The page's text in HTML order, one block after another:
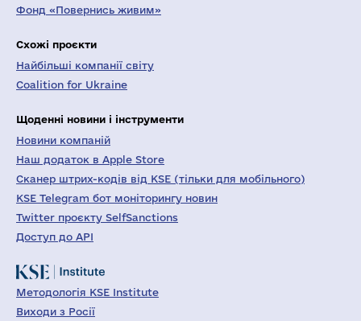
Фонд «Повернись живим»
Схожі проєкти
Найбільші компанії світу
Coalition for Ukraine
Щоденні новини і інструменти
Новини компаній
Наш додаток в Apple Store
Сканер штрих-кодів від KSE (тільки для мобільного)
KSE Telegram бот моніторингу новин
Twitter проєкту SelfSanctions
Доступ до API
Методологія KSE Institute
Виходи з Росії